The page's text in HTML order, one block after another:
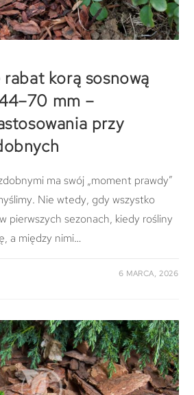
rabat korą sosnową
mm –
przy
ma swój „moment prawdy”
Nie wtedy, gdy wszystko
pierwszych sezonach, kiedy rośliny
a między nimi…
6 MARCA, 2026